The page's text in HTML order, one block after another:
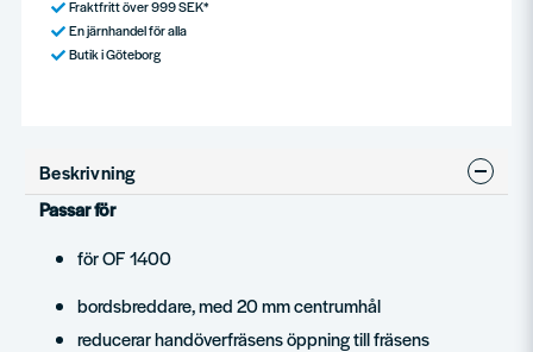
Fraktfritt över 999 SEK*
En järnhandel för alla
Butik i Göteborg
Beskrivning
Passar för
för OF 1400
bordsbreddare, med 20 mm centrumhål
reducerar handöverfräsens öppning till fräsens